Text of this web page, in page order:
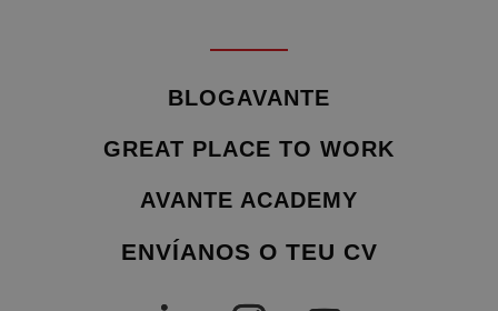
BLOGAVANTE
GREAT PLACE TO WORK
AVANTE ACADEMY
ENVÍANOS O TEU CV